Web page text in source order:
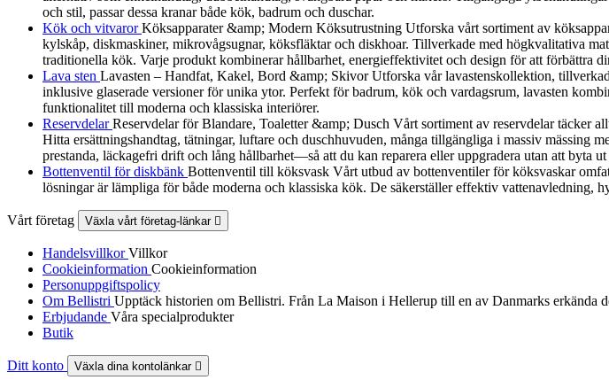
och stil, passar dessa kranar både kök, badrum och duschar.
Kök och vitvarorKöksapparater &amp; Modern Köksutrustning Utforska vårt sortiment av
kylskåp, diskmaskiner, mikrovågsugnar, köksfläktar och diskhoar. Tillverkade med högkvalitativa
traditionella kök. Varje produkt kombinerar hållbarhet, energieffektivitet och design för att förbättra
Lava sten Lavasten – Handfat, Kakel, Bord &amp; Skivor Utforska vår lavastenskollektion,
inklusive glaserade versioner för unika ytor. Perfekt för badrum, kök och vardagsrum, lavasten
funktionalitet till moderna och klassiska interiörer.
ReservdelarReservdelar för Blandare, Toaletter &amp; Dusch Vårt sortiment av reservdelar täcker
Hitta ersättningshandtag, tätningar, luftare och duschhuvuden, många tillgängliga i massiv
prestanda, läckagefri drift och lång hållbarhet—så att du kan reparera eller uppgradera utan att byta
Bottenventil för diskbänk Bottenventil till köksvask Vårt utbud av bottenventiler för köksvaskar
lösningar är lämpliga för både moderna och klassiska kök. De säkerställer effektiv vattenavledning,
Vårt företag Växla vårt företag-länkar 
HandelsvillkorVillkor
Cookieinformation Cookieinformation
Personuppgiftspolicy
Om Bellistri Upptäck historien om Bellistri. Från La Maison i Hellerup till en av Danmarks erkända
Erbjudande Våra specialprodukter
Butik
Ditt konto Växla dina kontolänkar 